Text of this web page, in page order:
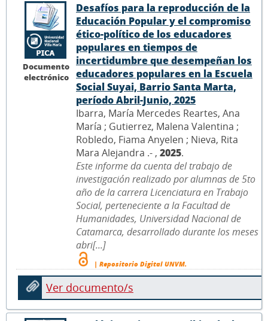
Documento
electrónico
Desafíos para la reproducción de la
Educación Popular y el compromiso
ético-político de los educadores
populares en tiempos de
incertidumbre que desempeñan los
educadores populares en la Escuela
Social Suyai, Barrio Santa Marta,
período Abril-Junio, 2025
Ibarra, María Mercedes Reartes, Ana
María ; Gutierrez, Malena Valentina ;
Robledo, Fiama Anyelen ; Nieva, Rita
Mara Alejandra .- , 2025.
Este informe da cuenta del trabajo de
investigación realizado por alumnas de 5to
año de la carrera Licenciatura en Trabajo
Social, perteneciente a la Facultad de
Humanidades, Universidad Nacional de
Catamarca, desarrollado durante los meses
abri[...]
| Repositorio Digital UNVM.
Ver documento/s